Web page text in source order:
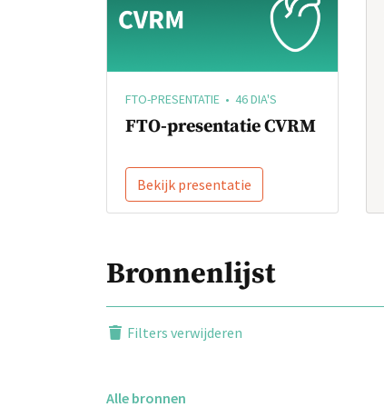
FTO-PRESENTATIE • 46 DIA'S
FTO-presentatie CVRM
Bekijk presentatie
Bronnenlijst
Filters verwijderen
Alle bronnen